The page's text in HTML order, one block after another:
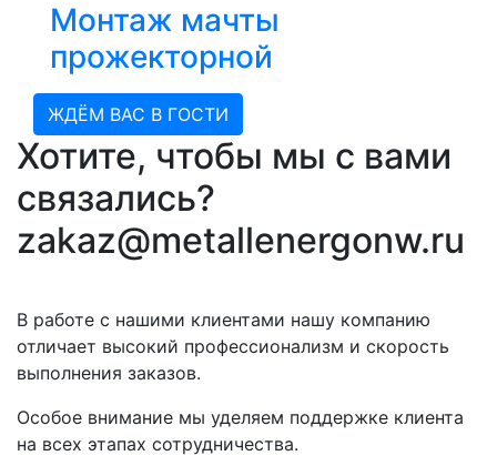
Монтаж мачты
прожекторной
ЖДЁМ ВАС В ГОСТИ
Хотите, чтобы мы с вами
связались?
zakaz@metallenergonw.ru
В работе с нашими клиентами нашу компанию
отличает высокий профессионализм и скорость
выполнения заказов.
Особое внимание мы уделяем поддержке клиента
на всех этапах сотрудничества.